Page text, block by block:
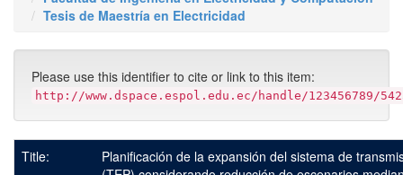
Tesis de Maestría en Electricidad
Please use this identifier to cite or link to this item:
http://www.dspace.espol.edu.ec/handle/123456789/
Title:
Planificación de la expansión del sistema de